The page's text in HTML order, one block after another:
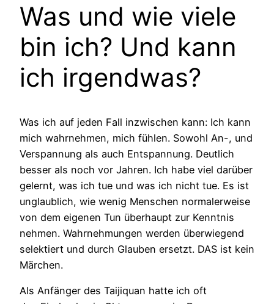
Was und wie viele
bin ich? Und kann
ich irgendwas?
Was ich auf jeden Fall inzwischen kann: Ich kann
mich wahrnehmen, mich fühlen. Sowohl An-, und
Verspannung als auch Entspannung. Deutlich
besser als noch vor Jahren. Ich habe viel darüber
gelernt, was ich tue und was ich nicht tue. Es ist
unglaublich, wie wenig Menschen normalerweise
von dem eigenen Tun überhaupt zur Kenntnis
nehmen. Wahrnehmungen werden überwiegend
selektiert und durch Glauben ersetzt. DAS ist kein
Märchen.
Als Anfänger des Taijiquan hatte ich oft